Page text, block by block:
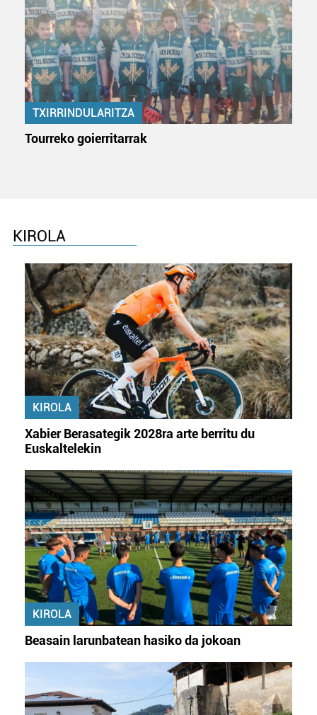
TXIRRINDULARITZA
Tourreko goierritarrak
KIROLA
KIROLA
Xabier Berasategik 2028ra arte berritu du
Euskaltelekin
KIROLA
Beasain larunbatean hasiko da jokoan